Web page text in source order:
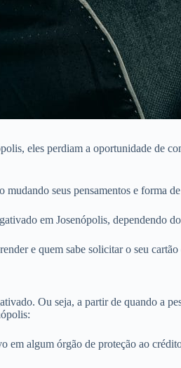
eles perdiam a oportunidade de
seus pensamentos e forma
em Josenópolis, dependendo
e quem sabe solicitar o seu
Ou seja, a partir de quando a
em algum órgão de proteção ao